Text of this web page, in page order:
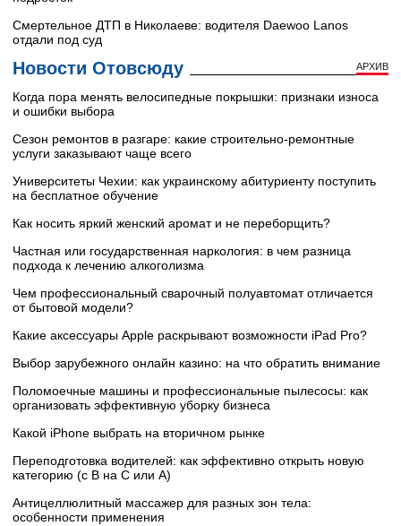
Смертельное ДТП в Николаеве: водителя Daewoo Lanos
отдали под суд
Новости Отовсюду АРХИВ
Когда пора менять велосипедные покрышки: признаки износа
и ошибки выбора
Сезон ремонтов в разгаре: какие строительно-ремонтные
услуги заказывают чаще всего
Университеты Чехии: как украинскому абитуриенту поступить
на бесплатное обучение
Как носить яркий женский аромат и не переборщить?
Частная или государственная наркология: в чем разница
подхода к лечению алкоголизма
Чем профессиональный сварочный полуавтомат отличается
от бытовой модели?
Какие аксессуары Apple раскрывают возможности iPad Pro?
Выбор зарубежного онлайн казино: на что обратить внимание
Поломоечные машины и профессиональные пылесосы: как
организовать эффективную уборку бизнеса
Какой iPhone выбрать на вторичном рынке
Переподготовка водителей: как эффективно открыть новую
категорию (с B на C или А)
Антицеллюлитный массажер для разных зон тела:
особенности применения